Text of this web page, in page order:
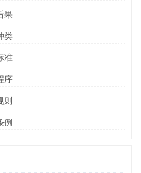
果
类
准
序
则
例